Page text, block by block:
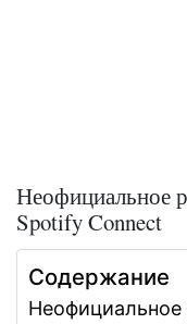
Неофициальное
Spotify Connect
Содержание
Неофициальное